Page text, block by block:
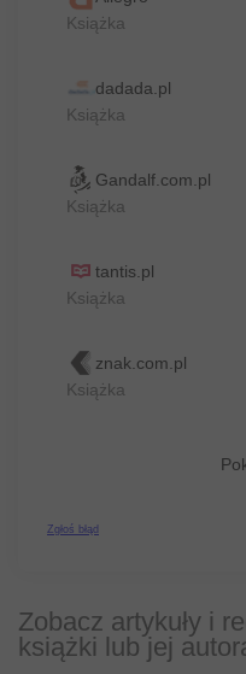
Zobacz artykuły i
książki lub jej